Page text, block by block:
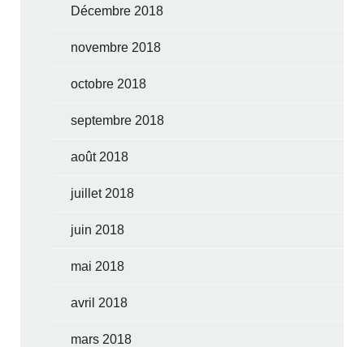
Décembre 2018
novembre 2018
octobre 2018
septembre 2018
août 2018
juillet 2018
juin 2018
mai 2018
avril 2018
mars 2018